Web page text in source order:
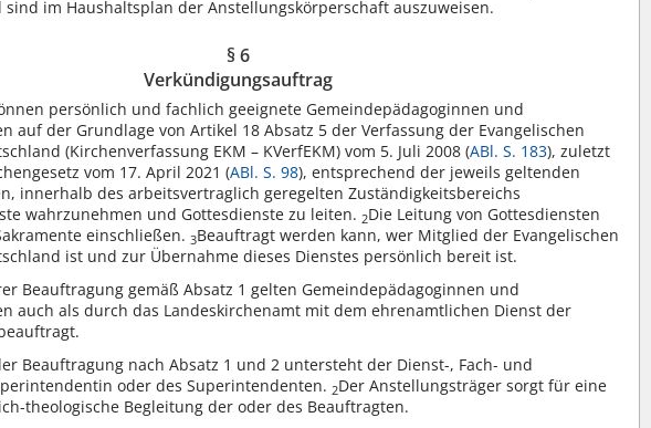
im Haushaltsplan der Anstellungskörperschaft auszuweisen.
§ 6
Verkündigungsauftrag
persönlich und fachlich geeignete Gemeindepädagoginnen und
auf der Grundlage von Artikel 18 Absatz 5 der Verfassung der Evangelischen
(Kirchenverfassung EKM – KVerfEKM) vom 5. Juli 2008 (ABl. S. 183), zuletzt
vom 17. April 2021 (ABl. S. 98), entsprechend der jeweils geltenden
innerhalb des arbeitsvertraglich geregelten Zuständigkeitsbereichs
wahrzunehmen und Gottesdienste zu leiten. 2Die Leitung von Gottesdiensten
einschließen.3Beauftragt werden kann, wer Mitglied der Evangelischen
ist und zur Übernahme dieses Dienstes persönlich bereit ist.
Beauftragung gemäß Absatz 1 gelten Gemeindepädagoginnen und
auch als durch das Landeskirchenamt mit dem ehrenamtlichen Dienst der
Beauftragung nach Absatz 1 und 2 untersteht der Dienst-, Fach- und
oder des Superintendenten. 2Der Anstellungsträger sorgt für eine
theologische Begleitung der oder des Beauftragten.